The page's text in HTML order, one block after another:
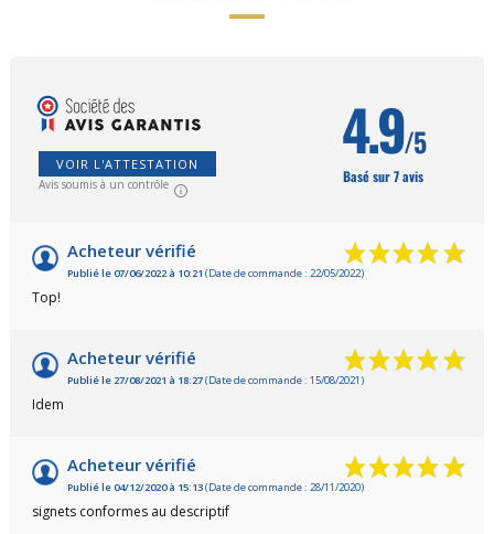
VOIR L'ATTESTATION
Avis soumis à un contrôle
4.9/5
Basé sur 7 avis
Acheteur vérifié
Publié le 07/06/2022 à 10:21 (Date de commande : 22/05/2022)
Top!
Acheteur vérifié
Publié le 27/08/2021 à 18:27(Date de commande : 15/08/2021)
Idem
Acheteur vérifié
Publié le 04/12/2020 à 15:13(Date de commande : 28/11/2020)
signets conformes au descriptif